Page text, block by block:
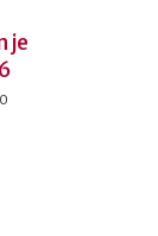
je